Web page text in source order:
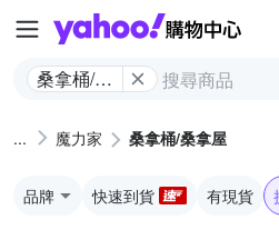
桑拿桶/桑
魔力家 桑拿桶/桑拿屋
品牌 快速到貨 有現貨